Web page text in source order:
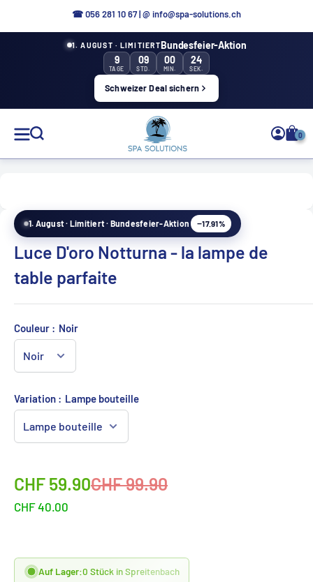
☎ 056 281 10 67|@ info@spa-solutions.ch
1. AUGUST · LIMITIERTBundesfeier-Aktion
9
TAGE
09
STD.
00
MIN.
22
SEK.
Schweizer Deal sichern
Solutions
de
0
1. August · Limitiert · Bundesfeier-Aktion −17.91%
Luce D'oro Notturna - la lampe de
table parfaite
Couleur : Noir
Variation : Lampe bouteille
Sonderpreis
CHF 59.90Normalpreis
CHF 99.90
CHF 40.00
Auf Lager:0 Stück in Spreitenbach